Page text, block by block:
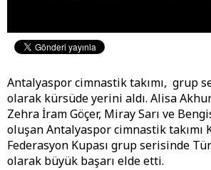
Antalyaspor cimnastik takımı, grup
olarak kürsüde yerini aldı. Alisa
Zehra İram Göçer, Miray Sarı ve
oluşan Antalyaspor cimnastik takımı
Federasyon Kupası grup serisinde
olarak büyük başarı elde etti.